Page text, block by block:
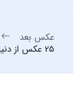
عکس بعد
25 عکس از دنیای فانتزی دخترانه و عکسهای جالب جذاب